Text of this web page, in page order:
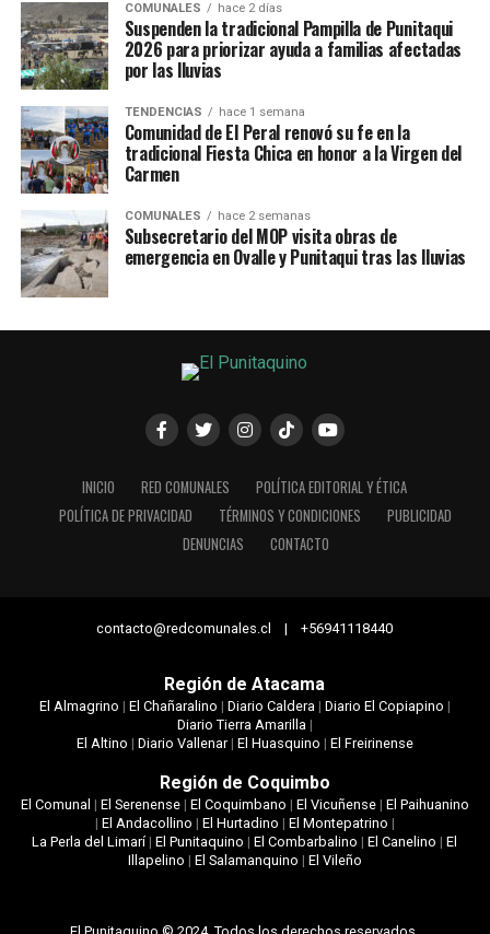
COMUNALES hace 2 días
Suspenden la tradicional Pampilla de Punitaqui
2026 para priorizar ayuda a familias afectadas
por las lluvias
TENDENCIAS hace 1 semana
Comunidad de El Peral renovó su fe en la
tradicional Fiesta Chica en honor a la Virgen del
Carmen
COMUNALES hace 2 semanas
Subsecretario del MOP visita obras de
emergencia en Ovalle y Punitaqui tras las lluvias
INICIO RED COMUNALES
POLÍTICA EDITORIAL Y ÉTICA
POLÍTICA DE PRIVACIDAD
TÉRMINOS Y CONDICIONES
PUBLICIDAD
DENUNCIAS
CONTACTO
contacto@redcomunales.cl | +56941118440
Región de Atacama
El Almagrino | El Chañaralino | Diario Caldera| Diario El Copiapino |
Diario Tierra Amarilla|
El Altino | Diario Vallenar| El Huasquino | El Freirinense
Región de Coquimbo
El Comunal | El Serenense| El Coquimbano | El Vicuñense| El Paihuanino
| El Andacollino | El Hurtadino | El Montepatrino |
La Perla del Limarí|El Punitaquino |El Combarbalino |El Canelino |El
Illapelino | El Salamanquino | El Vileño